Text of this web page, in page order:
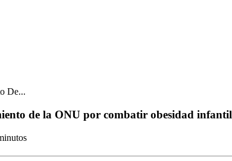
De...
de la ONU por combatir obesidad infantil